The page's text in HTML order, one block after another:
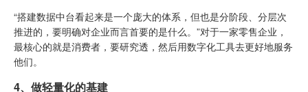
“搭建数据中台看起来是一个庞大的体系，但也是分阶段、分层次
推进的，要明确对企业而言首要的是什么。”对于一家零售企业，
最核心的就是消费者，要研究透，然后用数字化工具去更好地服务
他们。
4、做轻量化的基建